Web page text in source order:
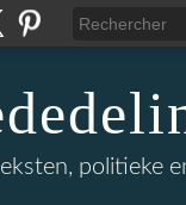
politieke